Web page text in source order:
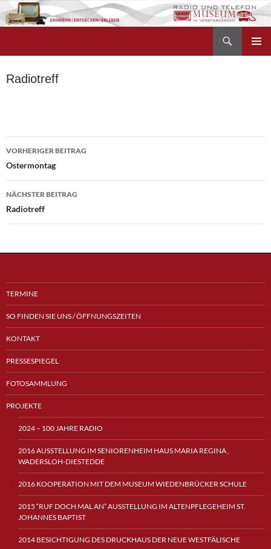
Zum
Inhalt
Radiotreff
Beitragsnavigation
VORHERIGER BEITRAG
Ostermontag
NÄCHSTER BEITRAG
Radiotreff
TERMINE
SO FINDEN SIE UNS / ÖFFNUNGSZEITEN
KONTAKT
PRESSESPIEGEL
FOTOSAMMLUNG
PROJEKTE
2024 – 100 JAHRE RADIO
2016 AUSSTELLUNG IM SENIORENHEIM HAUS MARIA REGINA ,
WADERSLOH-DIESTEDDE
2016 KOOPERATION MIT DEM MUSEUM WIEDENBRÜCKER SCHULE
2015 “RUF DOCH MAL AN” AUSSTELLUNG IM ALTENPFLEGEHEIM ST.
JOHANNES BAPTIST
2014 BESICHTIGUNG DES DRUCKHAUS DER NEUE WESTFÄLISCHE